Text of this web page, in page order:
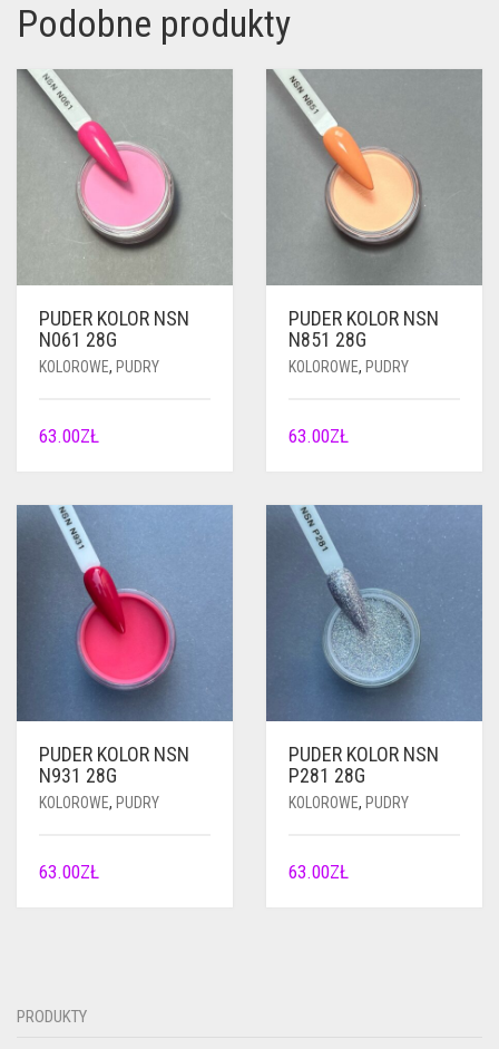
Podobne produkty
PUDER KOLOR NSN
N061 28G
KOLOROWE, PUDRY
63.00ZŁ
PUDER KOLOR NSN
N851 28G
KOLOROWE, PUDRY
63.00ZŁ
PUDER KOLOR NSN
N931 28G
KOLOROWE, PUDRY
63.00ZŁ
PUDER KOLOR NSN
P281 28G
KOLOROWE, PUDRY
63.00ZŁ
PRODUKTY